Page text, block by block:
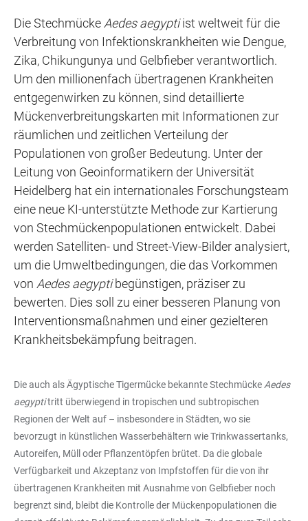
Die Stechmücke Aedes aegyptiist weltweit für die
Verbreitung von Infektionskrankheiten wie Dengue,
Zika, Chikungunya und Gelbfieber verantwortlich.
Um den millionenfach übertragenen Krankheiten
entgegenwirken zu können, sind detaillierte
Mückenverbreitungskarten mit Informationen zur
räumlichen und zeitlichen Verteilung der
Populationen von großer Bedeutung. Unter der
Leitung von Geoinformatikern der Universität
Heidelberg hat ein internationales Forschungsteam
eine neue KI-unterstützte Methode zur Kartierung
von Stechmückenpopulationen entwickelt. Dabei
werden Satelliten- und Street-View-Bilder analysiert,
um die Umweltbedingungen, die das Vorkommen
von Aedes aegyptibegünstigen, präziser zu
bewerten. Dies soll zu einer besseren Planung von
Interventionsmaßnahmen und einer gezielteren
Krankheitsbekämpfung beitragen.
Die auch als Ägyptische Tigermücke bekannte Stechmücke Aedes
aegyptitritt überwiegend in tropischen und subtropischen
Regionen der Welt auf – insbesondere in Städten, wo sie
bevorzugt in künstlichen Wasserbehältern wie Trinkwassertanks,
Autoreifen, Müll oder Pflanzentöpfen brütet. Da die globale
Verfügbarkeit und Akzeptanz von Impfstoffen für die von ihr
übertragenen Krankheiten mit Ausnahme von Gelbfieber noch
begrenzt sind, bleibt die Kontrolle der Mückenpopulationen die